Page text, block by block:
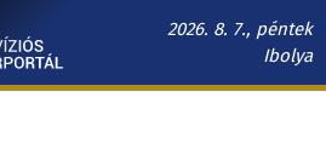
2026. 8. 7., péntek
Ibolya